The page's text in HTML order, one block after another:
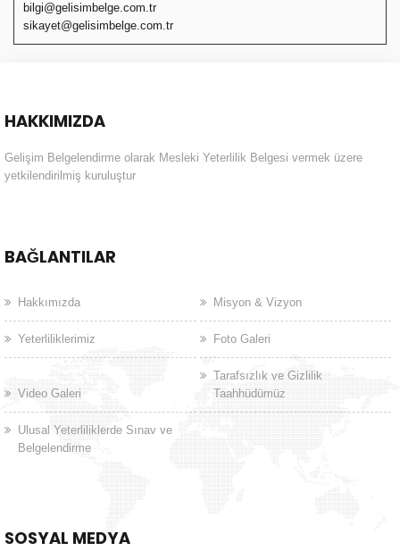
bilgi@gelisimbelge.com.tr
sikayet@gelisimbelge.com.tr
HAKKIMIZDA
Gelişim Belgelendirme olarak Mesleki Yeterlilik Belgesi vermek üzere
yetkilendirilmiş kuruluştur
BAĞLANTILAR
Hakkımızda Misyon & Vizyon
Yeterliliklerimiz Foto Galeri
Video Galeri
Tarafsızlık ve Gizlilik
Taahhüdümüz
Ulusal Yeterliliklerde Sınav ve
Belgelendirme
SOSYAL MEDYA